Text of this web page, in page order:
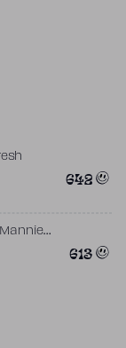
642
Mannie
613